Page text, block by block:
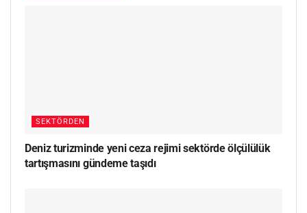
SEKTÖRDEN
Deniz turizminde yeni ceza rejimi sektörde ölçülülük
tartışmasını gündeme taşıdı